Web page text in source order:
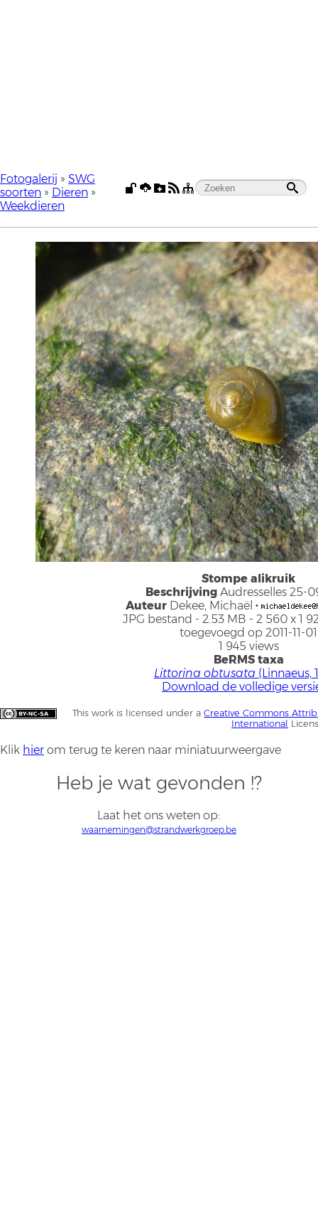
Fotogalerij » SWG
soorten » Dieren »
Weekdieren
Stompe alikruik
Beschrijving Audresselles 25-
Auteur Dekee, Michaël ·
JPG bestand - 2.53 MB - 2 560 x 1
toegevoegd op 2011-11-01
1 945 views
BeRMS taxa
Littorina obtusata (Linnaeus,
Download de volledige
This work is licensed under a Creative Commons
International
Klik hier om terug te keren naar miniatuurweergave
Heb je wat gevonden !?
Laat het ons weten op:
waarnemingen@strandwerkgroep.be